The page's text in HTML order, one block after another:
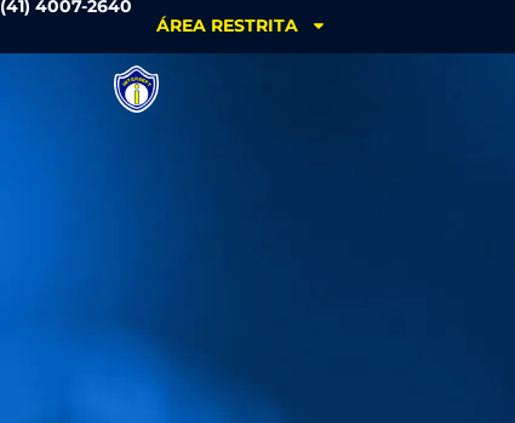
(41) 4007-2640
ÁREA RESTRITA